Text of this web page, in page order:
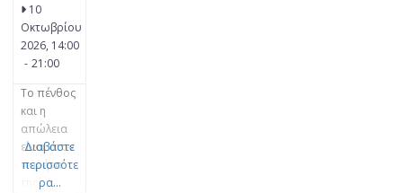
10
Οκτωβρίου
2026, 14:00
- 21:00
Το πένθος
και η
απώλεια
είναι στον
πυρήνα
Διαβάστε
περισσότε
ρα...